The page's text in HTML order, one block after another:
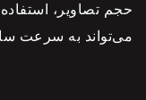
حجم تصاویر،
می‌تواند به سرعت